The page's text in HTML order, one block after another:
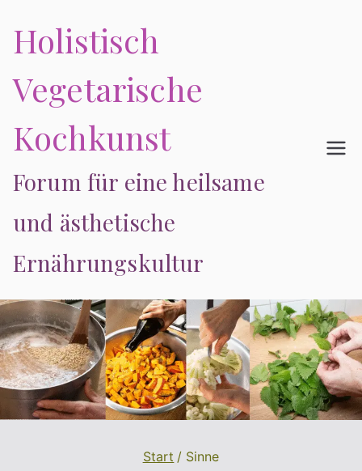
Inhalt
springen
Holistisch
Vegetarische
Kochkunst
Forum für eine heilsame
und ästhetische
Ernährungskultur
Start Sinne